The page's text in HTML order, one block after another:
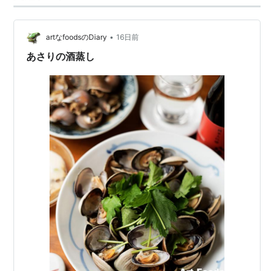
artなfoodsのDiary • 16日前
あさりの酒蒸し